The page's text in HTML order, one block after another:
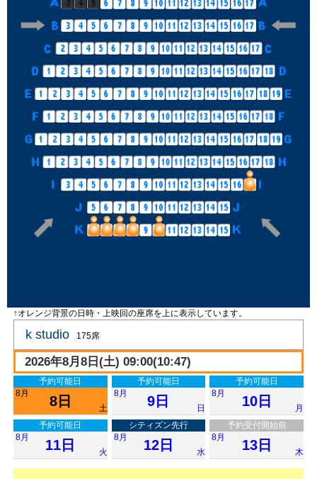
↑オレンジ背景の日時・上映回の座席を上に表示しています。
k studio 175席
2026年8月8日(土) 09:00(10:47)
予約可能日
8月
8日 土
予約可能日
8月
9日 日
予約可能日
8月
10日
月
予約可能日
8月
11日 火
シティズン先行
8月
12日 水
予約受付開始前
8月
13日 木